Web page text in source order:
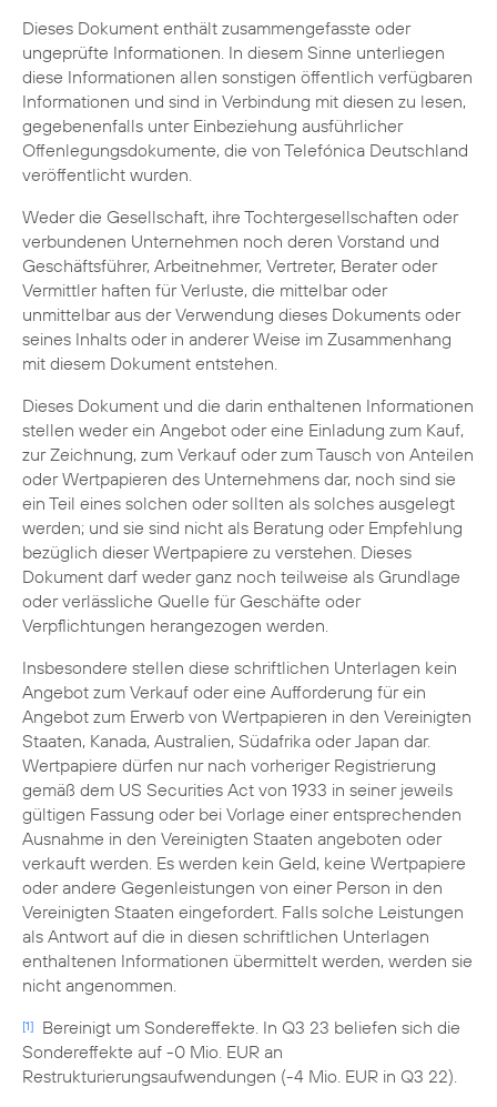
Dieses Dokument enthält zusammengefasste oder
ungeprüfte Informationen. In diesem Sinne unterliegen
diese Informationen allen sonstigen öffentlich verfügbaren
Informationen und sind in Verbindung mit diesen zu lesen,
gegebenenfalls unter Einbeziehung ausführlicher
Offenlegungsdokumente, die von Telefónica Deutschland
veröffentlicht wurden.
Weder die Gesellschaft, ihre Tochtergesellschaften oder
verbundenen Unternehmen noch deren Vorstand und
Geschäftsführer, Arbeitnehmer, Vertreter, Berater oder
Vermittler haften für Verluste, die mittelbar oder
unmittelbar aus der Verwendung dieses Dokuments oder
seines Inhalts oder in anderer Weise im Zusammenhang
mit diesem Dokument entstehen.
Dieses Dokument und die darin enthaltenen Informationen
stellen weder ein Angebot oder eine Einladung zum Kauf,
zur Zeichnung, zum Verkauf oder zum Tausch von Anteilen
oder Wertpapieren des Unternehmens dar, noch sind sie
ein Teil eines solchen oder sollten als solches ausgelegt
werden; und sie sind nicht als Beratung oder Empfehlung
bezüglich dieser Wertpapiere zu verstehen. Dieses
Dokument darf weder ganz noch teilweise als Grundlage
oder verlässliche Quelle für Geschäfte oder
Verpflichtungen herangezogen werden.
Insbesondere stellen diese schriftlichen Unterlagen kein
Angebot zum Verkauf oder eine Aufforderung für ein
Angebot zum Erwerb von Wertpapieren in den Vereinigten
Staaten, Kanada, Australien, Südafrika oder Japan dar.
Wertpapiere dürfen nur nach vorheriger Registrierung
gemäß dem US Securities Act von 1933 in seiner jeweils
gültigen Fassung oder bei Vorlage einer entsprechenden
Ausnahme in den Vereinigten Staaten angeboten oder
verkauft werden. Es werden kein Geld, keine Wertpapiere
oder andere Gegenleistungen von einer Person in den
Vereinigten Staaten eingefordert. Falls solche Leistungen
als Antwort auf die in diesen schriftlichen Unterlagen
enthaltenen Informationen übermittelt werden, werden sie
nicht angenommen.
[1]
Bereinigt um Sondereffekte. In Q3 23 beliefen sich die
Sondereffekte auf -0 Mio. EUR an
Restrukturierungsaufwendungen (-4 Mio. EUR in Q3 22).